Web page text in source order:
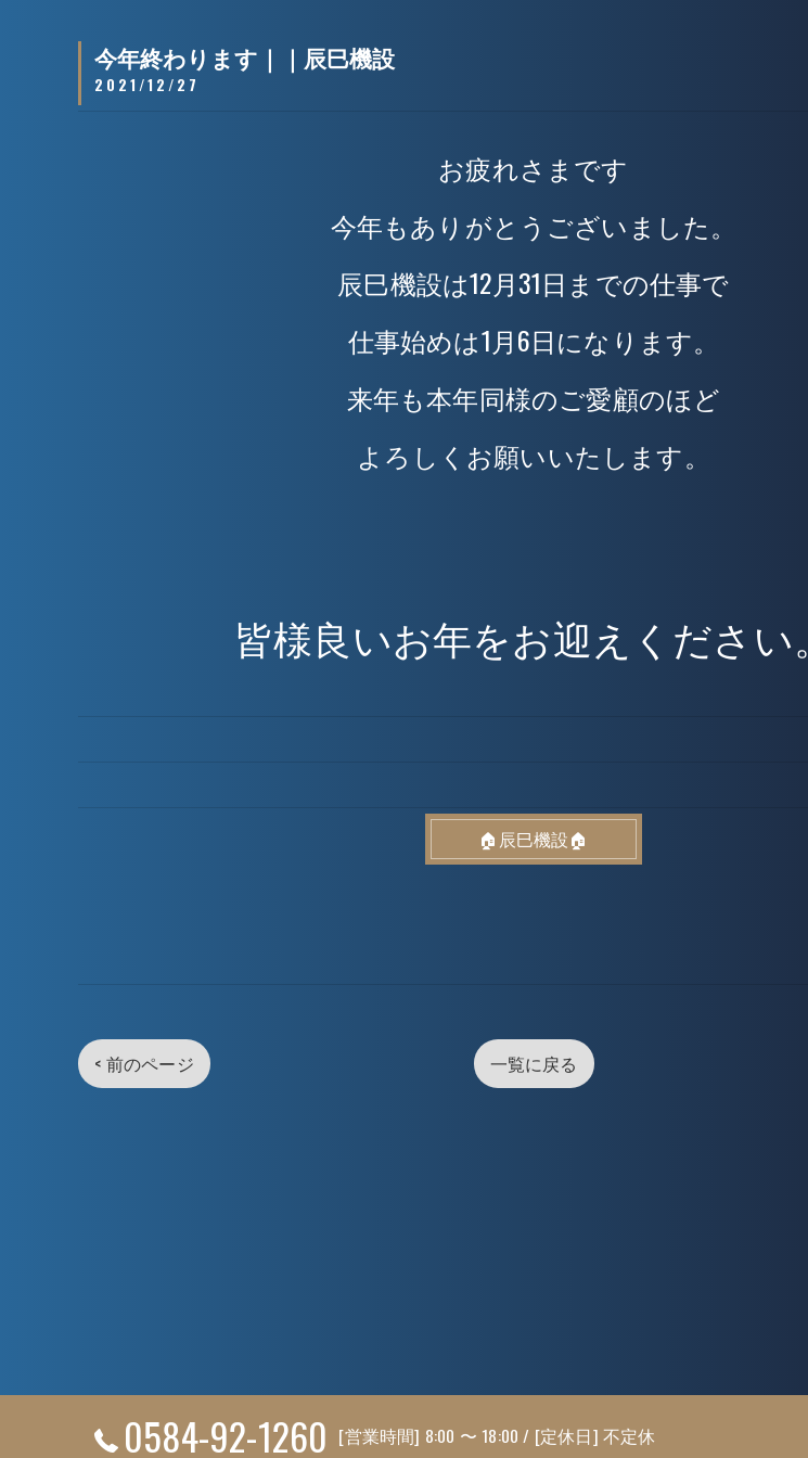
今年終わります｜｜辰巳機設
2021/12/27
お疲れさまです
今年もありがとうございました。
辰巳機設は12月31日までの仕事で
仕事始めは1月6日になります。
来年も本年同様のご愛顧のほど
よろしくお願いいたします。
皆様良いお年をお迎えください。
🏠辰巳機設🏠
< 前のページ 一覧に戻る
0584-92-1260 [営業時間] 8:00 〜 18:00 / [定休日] 不定休